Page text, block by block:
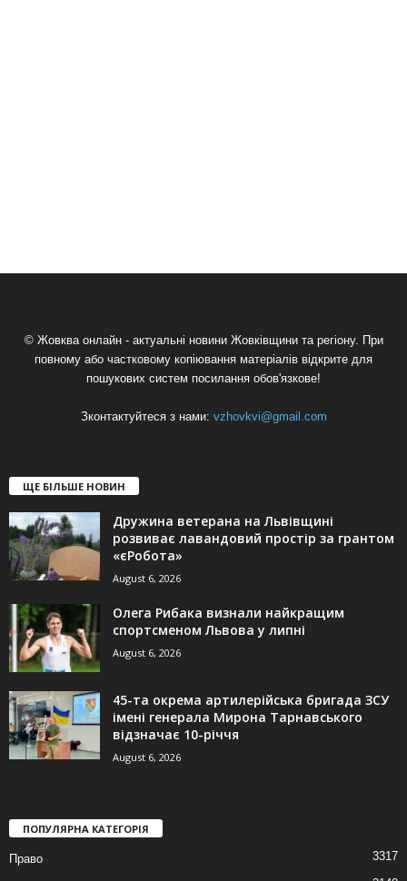
© Жовква онлайн - актуальні новини Жовківщини та регіону. При
повному або частковому копіювання матеріалів відкрите для
пошукових систем посилання обов'язкове!
Зконтактуйтеся з нами: vzhovkvi@gmail.com
ЩЕ БІЛЬШЕ НОВИН
Дружина ветерана на Львівщині
розвиває лавандовий простір за грантом
«єРобота»
August 6, 2026
Олега Рибака визнали найкращим
спортсменом Львова у липні
August 6, 2026
45-та окрема артилерійська бригада ЗСУ
імені генерала Мирона Тарнавського
відзначає 10-річчя
August 6, 2026
ПОПУЛЯРНА КАТЕГОРІЯ
Право 3317